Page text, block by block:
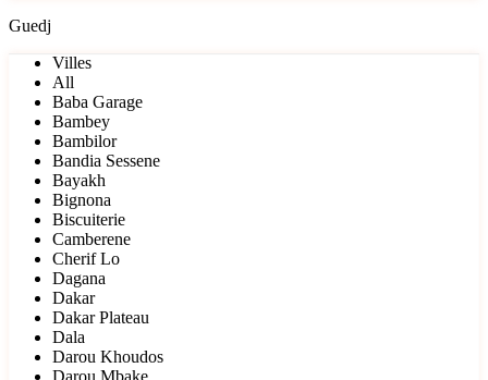
Guedj
Villes
All
Baba Garage
Bambey
Bambilor
Bandia Sessene
Bayakh
Bignona
Biscuiterie
Camberene
Cherif Lo
Dagana
Dakar
Dakar Plateau
Dala
Darou Khoudos